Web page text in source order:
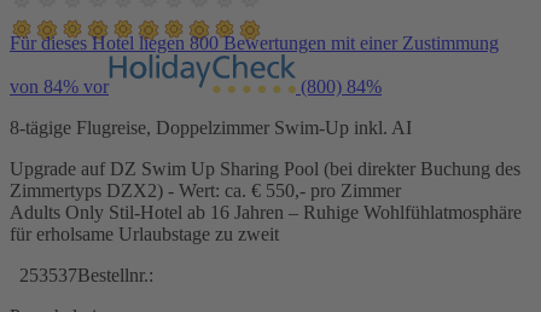
Für dieses Hotel liegen 800 Bewertungen mit einer Zustimmung
von 84% vor (800) 84%
8-tägige Flugreise, Doppelzimmer Swim-Up inkl. AI
Upgrade auf DZ Swim Up Sharing Pool (bei direkter Buchung des
Zimmertyps DZX2) - Wert: ca. € 550,- pro Zimmer
Adults Only Stil-Hotel ab 16 Jahren – Ruhige Wohlfühlatmosphäre
für erholsame Urlaubstage zu zweit
253537Bestellnr.: